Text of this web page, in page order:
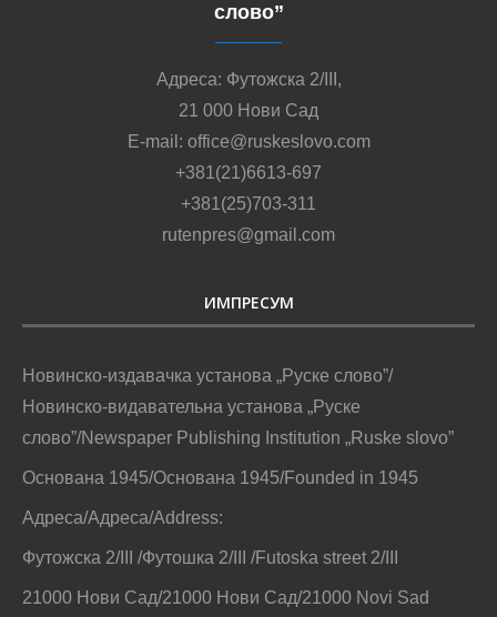
слово”
Адреса: Футожска 2/III,
21 000 Нови Сад
E-mail: office@ruskeslovo.com
+381(21)6613-697
+381(25)703-311
rutenpres@gmail.com
ИМПРЕСУМ
Новинско-издавачка установа „Руске слово”/
Новинско-видавательна установа „Руске
слово”/Newspaper Publishing Institution „Ruske slovo”
Основана 1945/Основана 1945/Founded in 1945
Адреса/Адреса/Address:
Футожска 2/III /Футошка 2/III /Futoska street 2/III
21000 Нови Сад/21000 Нови Сад/21000 Novi Sad